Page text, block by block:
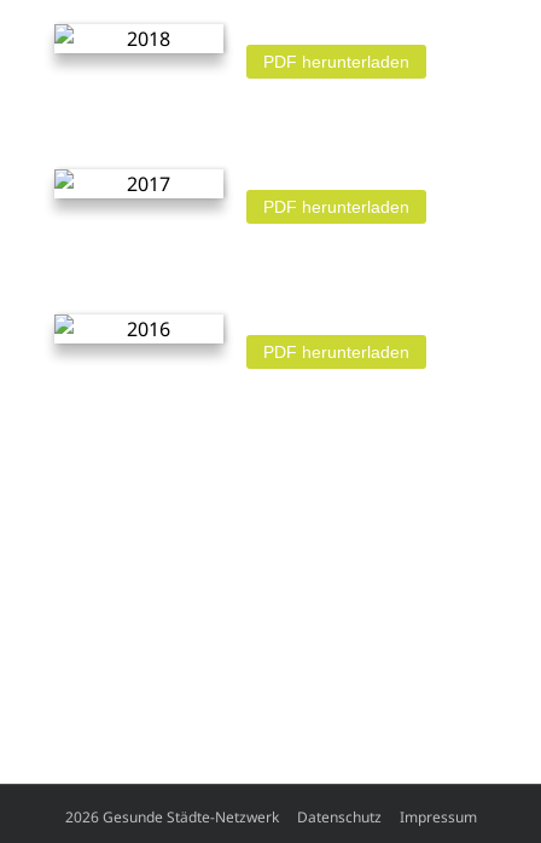
PDF herunterladen
PDF herunterladen
PDF herunterladen
2026 Gesunde Städte-Netzwerk Datenschutz Impressum